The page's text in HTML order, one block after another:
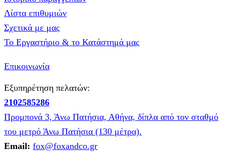
Λίστα επιθυμιών
Σχετικά με μας
Το Εργαστήριο & το Κατάστημά μας
Επικοινωνία
Εξυπηρέτηση πελατών:
2102585286
Προμπονά 3, Άνω Πατήσια, Αθήνα, δίπλα από τον σταθμό
του μετρό Άνω Πατήσια (130 μέτρα).
Email: fox@foxandco.gr